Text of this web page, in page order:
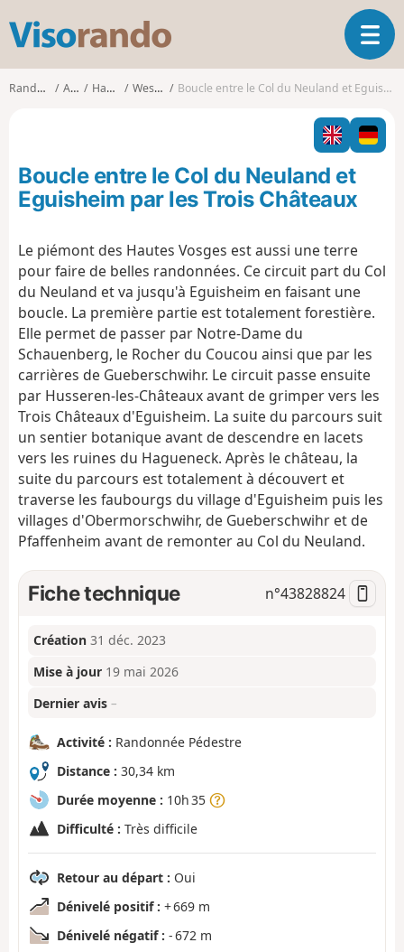
s
o
o
O
u
i
r
l
g
t
n
Randonnées Alsace Haut-Rhin Westhalten Boucle entre le Col du Neuland et Eguisheim par les Trois Châteaux
Boucle entre le Col du Neuland et
Eguisheim par les Trois Châteaux
Le piémont des Hautes Vosges est aussi une terre
pour faire de belles randonnées. Ce circuit part du Col
du Neuland et va jusqu'à Eguisheim en faisant une
boucle. La première partie est totalement forestière.
Elle permet de passer par Notre-Dame du
Schauenberg, le Rocher du Coucou ainsi que par les
carrières de Gueberschwihr. Le circuit passe ensuite
par Husseren-les-Châteaux avant de grimper vers les
Trois Châteaux d'Eguisheim. La suite du parcours suit
un sentier botanique avant de descendre en lacets
vers les ruines du Hagueneck. Après le château, la
suite du parcours est totalement à découvert et
traverse les faubourgs du village d'Eguisheim puis les
villages d'Obermorschwihr, de Gueberschwihr et de
Pfaffenheim avant de remonter au Col du Neuland.
Fiche technique n°43828824
Création 31 déc. 2023
Mise à jour 19 mai 2026
Dernier avis –
Activité : Randonnée Pédestre
Distance : 30,34 km
Durée moyenne : 10h 35
Difficulté : Très difficile
Retour au départ : Oui
Dénivelé positif : + 669 m
Dénivelé négatif : - 672 m